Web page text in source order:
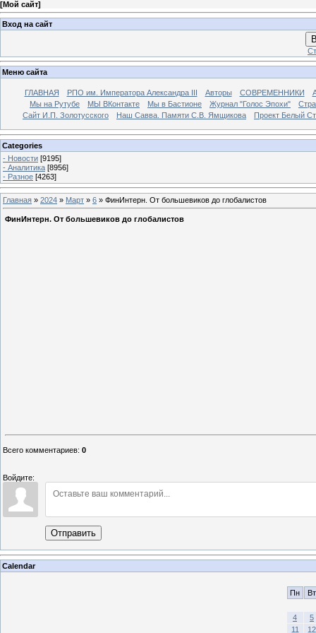
[Мой сайт]
Вход на сайт
Меню сайта
ГЛАВНАЯ РПО им. Императора Александра III Авторы СОВРЕМЕННИКИ
Мы на Рутубе
МЫ ВКонтакте Мы в Бастионе Журнал "Голос Эпохи"
Сайт И.П. Золотусского
Наш Савва. Памяти С.В. Ямщикова Проект Белый
Categories
- Новости [9195]
- Аналитика [8956]
- Разное [4263]
Главная » 2024 » Март » 6 » ФинИнтерн. От большевиков до глобалистов
ФинИнтерн. От большевиков до глобалистов
Всего комментариев: 0
Войдите:
Отправить
Calendar
Пн Вт
4
5
11
12